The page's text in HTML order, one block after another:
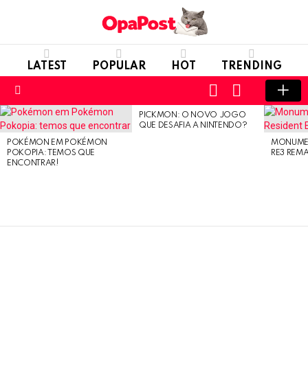
LATEST POPULAR HOT TRENDING
SWITCH
SKIN
LOGIN
LATEST
STORIES
POKÉMON EM POKÉMON
POKOPIA: TEMOS QUE
ENCONTRAR!
PICKMON: O NOVO JOGO
QUE DESAFIA A NINTENDO?
RE3